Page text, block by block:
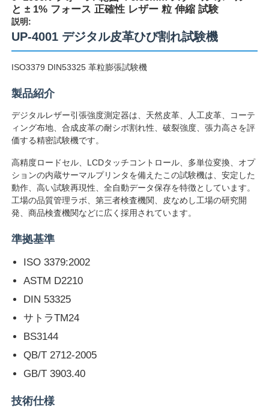
ホーム
企業情報
会社案内
品質管理
と ± 1% フォース 正確性 レザー 粒 伸縮 試験
説明:
UP-4001 デジタル皮革ひび割れ試験機
ISO3379 DIN53325 革粒膨張試験機
製品紹介
デジタルレザー引張強度測定器は、天然皮革、人工皮革、コーテ
ィング布地、合成皮革の耐シボ割れ性、破裂強度、張力高さを評
価する精密試験機です。
高精度ロードセル、LCDタッチコントロール、多単位変換、オプ
ションの内蔵サーマルプリンタを備えたこの試験機は、安定した
動作、高い試験再現性、全自動データ保存を特徴としています。
工場の品質管理ラボ、第三者検査機関、皮なめし工場の研究開
発、商品検査機関などに広く採用されています。
準拠基準
ISO 3379:2002
ASTM D2210
DIN 53325
サトラTM24
BS3144
QB/T 2712-2005
GB/T 3903.40
技術仕様